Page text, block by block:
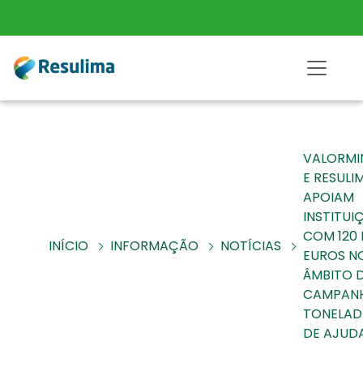
INÍCIO INFORMAÇÃO NOTÍCIAS
E
APOIAM
COM 120
EUROS
ÂMBITO
DE